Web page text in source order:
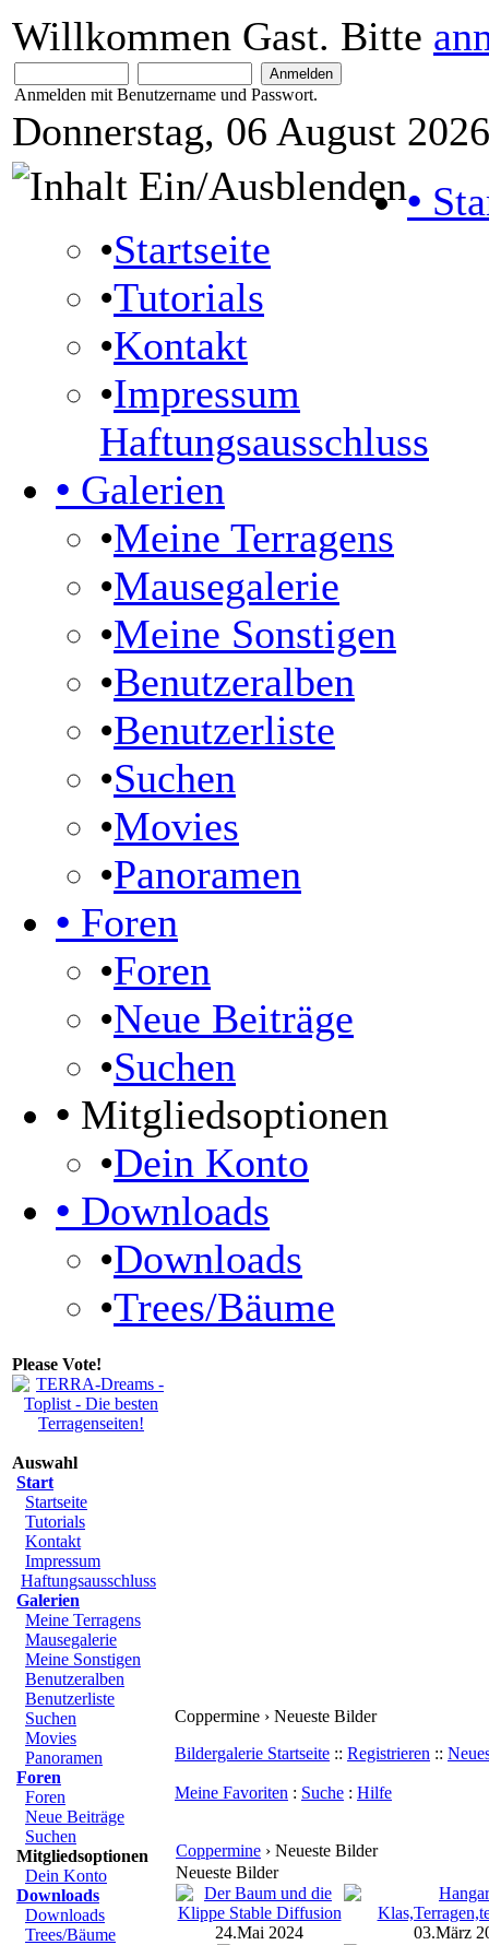
Willkommen Gast. Bitte
Anmelden mit Benutzername und Passwort.
Donnerstag, 06 August
•
•Startseite
•Tutorials
•Kontakt
•Impressum
Haftungsausschluss
• Galerien
•Meine Terragens
•Mausegalerie
•Meine Sonstigen
•Benutzeralben
•Benutzerliste
•Suchen
•Movies
•Panoramen
• Foren
•Foren
•Neue Beiträge
•Suchen
• Mitgliedsoptionen
•Dein Konto
• Downloads
•Downloads
•Trees/Bäume
Please Vote!
Auswahl
Start
Startseite
Tutorials
Kontakt
Impressum
Haftungsausschluss
Galerien
Meine Terragens
Mausegalerie
Meine Sonstigen
Benutzeralben
Benutzerliste
Suchen
Movies
Panoramen
Foren
Foren
Neue Beiträge
Suchen
Mitgliedsoptionen
Dein Konto
Downloads
Downloads
Trees/Bäume
Coppermine › Neueste Bilder
Bildergalerie Startseite :: Registrieren ::
Meine Favoriten : Suche : Hilfe
Coppermine › Neueste Bilder
Neueste Bilder
24.Mai 2024 03.März